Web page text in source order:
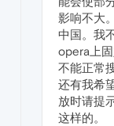
影响不大
中国。我
opera上
不能正常
还有我希
放时请提
这样的。